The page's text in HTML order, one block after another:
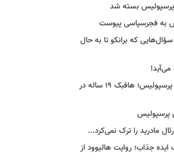
پرسپولیس بسته شد
به فجرسپاسی پیوست
سؤال‌هایی که برانکو تا به حال
می‌آید!
رونمایی از خرید جدید پرسپولیس؛ هافبک ۱۹ ساله در
پرسپولیس
مادرید را ترک نمی‌کرد...
جذاب؛ روایت هالیوود از